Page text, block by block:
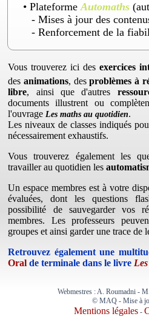
• PlateformeAutomaths
- Mises à jour des
- Renforcement de la
Vous trouverez ici desexercices
desanimations, desproblèmes à
libre, ainsi que d'autres
documents illustrent ou
l'ouvrage Les maths au quotidien.
Les niveaux de classes indiqués
nécessairement exhaustifs.
Vous trouverez également les
travailler au quotidien les
Un espace membres est à votre
évaluées, dont les questions
possibilité de sauvegarder vos
membres. Les professeurs
groupes et ainsi garder une trace de
Retrouvez également une
Oralde terminale dans le livre
Webmestres : A. Roumadni -
© MAQ - Mise à
Mentions légales -